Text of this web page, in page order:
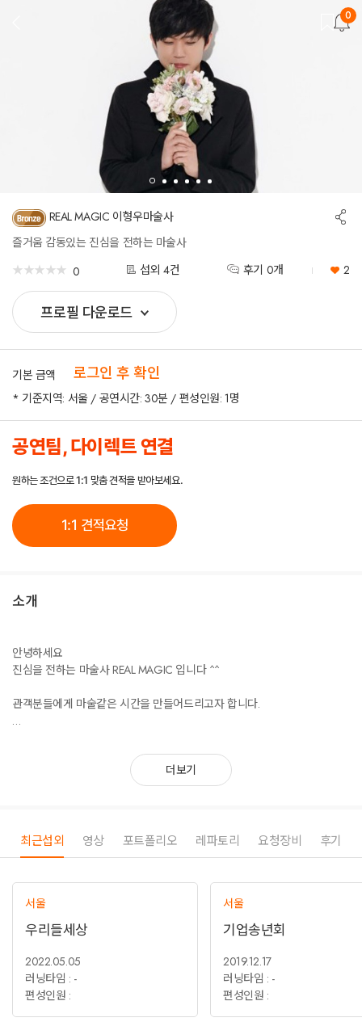
0
REAL MAGIC 이형우마술사
즐거움 감동있는 진심을 전하는 마술사
★★★★★
★★★★★ 0 섭외 4건 후기 0개 2
프로필 다운로드
공
유
기본 금액 로그인 후 확인
* 기준지역: 서울 / 공연시간: 30분 / 편성인원: 1명
공연팀, 다이렉트 연결
원하는 조건으로 1:1 맞춤 견적을 받아보세요.
1:1 견적요청
소개
안녕하세요
진심을 전하는 마술사 REAL MAGIC 입니다 ^^
관객분들에게 마술같은 시간을 만들어드리고자 합니다.
관객의 마음을 두드리는 공연
더보기
최근섭외 영상 포트폴리오 레파토리 요청장비 후기
서울
우리들세상
2022.05.05
러닝타임 : -
편성인원 :
서울
기업송년회
2019.12.17
러닝타임 : -
편성인원 :